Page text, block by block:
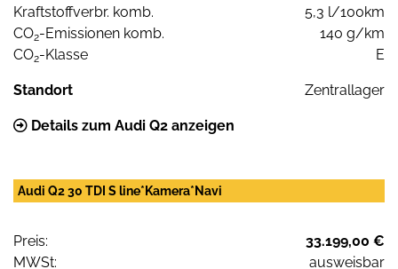
Kraftstoffverbr. komb.
5,3 l/100km
CO2-Emissionen komb.
140 g/km
CO2-Klasse E
Standort Zentrallager
Details zum Audi Q2 anzeigen
Audi Q2 30 TDI S line*Kamera*Navi
Preis:
33.199,00 €
MWSt:
ausweisbar